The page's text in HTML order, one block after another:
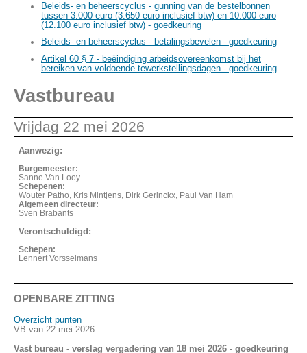
Beleids- en beheerscyclus - gunning van de bestelbonnen
tussen 3.000 euro (3.650 euro inclusief btw) en 10.000 euro
(12.100 euro inclusief btw) - goedkeuring
Beleids- en beheerscyclus - betalingsbevelen - goedkeuring
Artikel 60 § 7 - beëindiging arbeidsovereenkomst bij het
bereiken van voldoende tewerkstellingsdagen - goedkeuring
Vastbureau
Vrijdag 22 mei 2026
Aanwezig:
Burgemeester:
Sanne Van Looy
Schepenen:
Wouter Patho, Kris Mintjens, Dirk Gerinckx, Paul Van Ham
Algemeen directeur:
Sven Brabants
Verontschuldigd:
Schepen:
Lennert Vorsselmans
OPENBARE ZITTING
Overzicht punten
VB van 22 mei 2026
Vast bureau - verslag vergadering van 18 mei 2026 - goedkeuring